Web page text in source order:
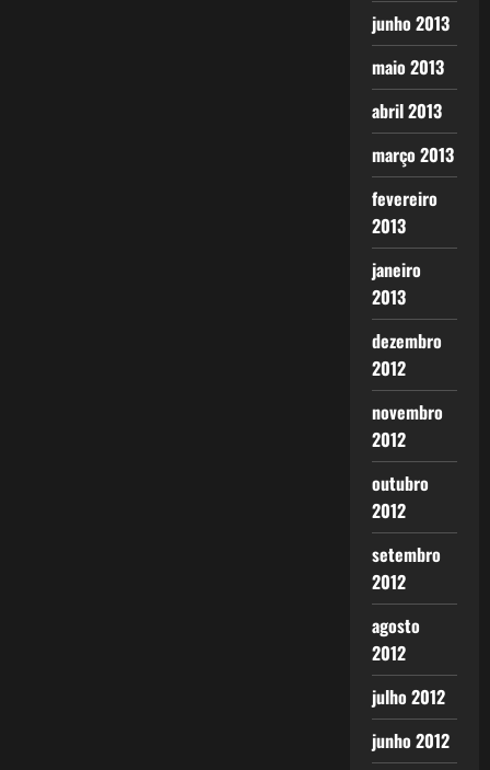
junho 2013
maio 2013
abril 2013
março 2013
fevereiro
2013
janeiro
2013
dezembro
2012
novembro
2012
outubro
2012
setembro
2012
agosto
2012
julho 2012
junho 2012